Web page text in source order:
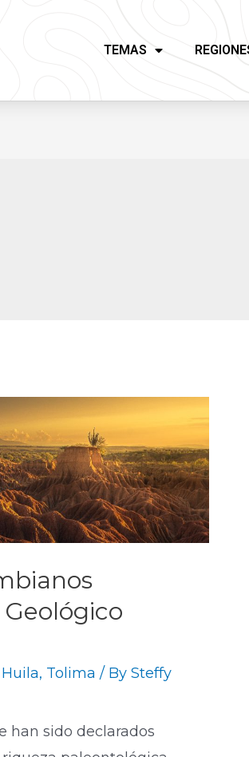
TEMAS
Huila, Tolima / BySteffy
han sido declarados